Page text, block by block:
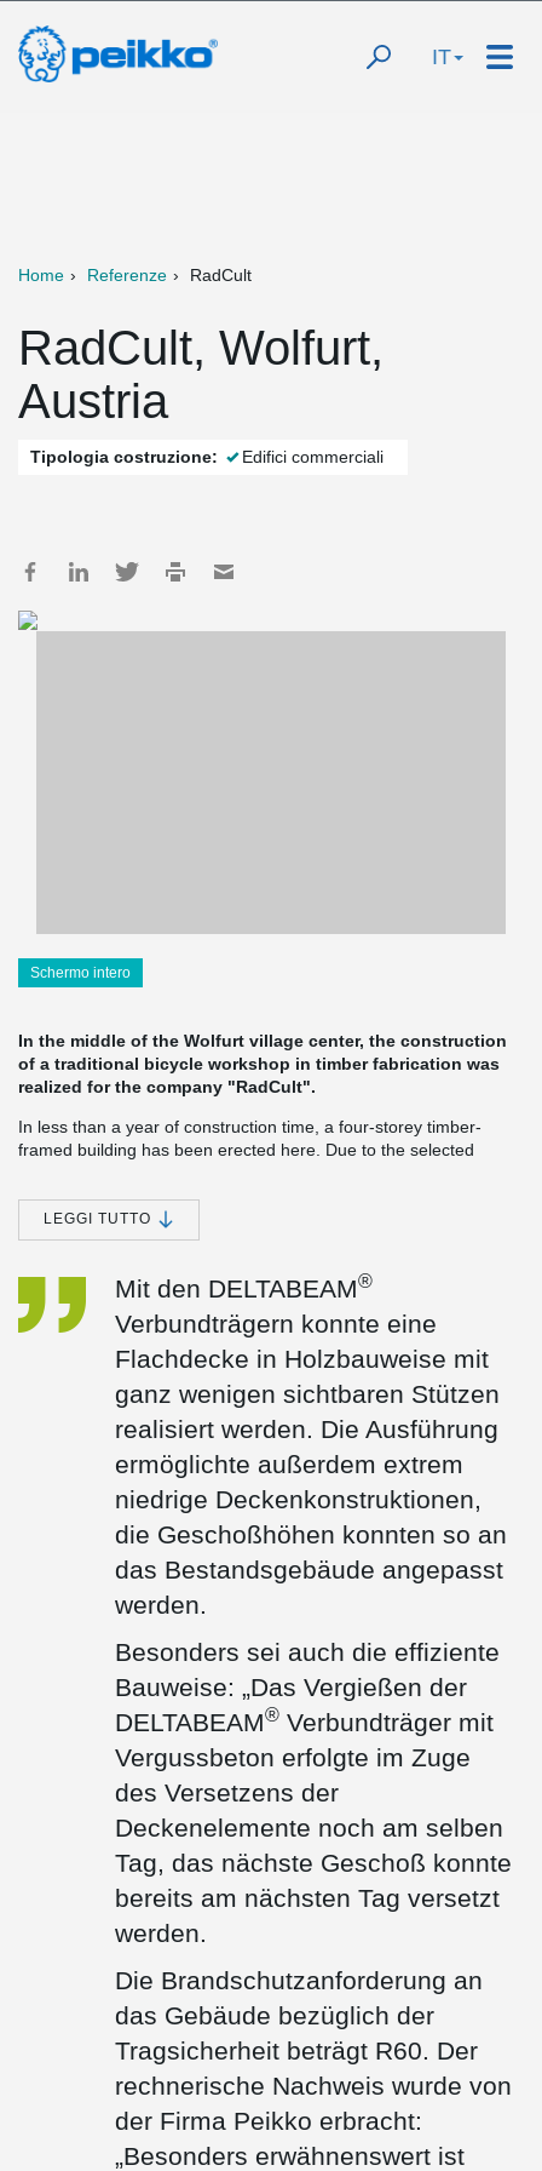
IT
Home Referenze RadCult
RadCult, Wolfurt,
Austria
Tipologia costruzione: Edifici commerciali
Schermo intero
In the middle of the Wolfurt village center, the construction
of a traditional bicycle workshop in timber fabrication was
realized for the company "RadCult".
In less than a year of construction time, a four-storey timber-
framed building has been erected here. Due to the selected
and first floor could already be put into operation sooner in order
to be able to renovate the old commercial space as well.
possible to optimally respond to the special fire protection
requirements during construction.
LEGGI TUTTO
Mit den DELTABEAM®
Verbundträgern konnte eine
Flachdecke in Holzbauweise mit
ganz wenigen sichtbaren Stützen
realisiert werden. Die Ausführung
ermöglichte außerdem extrem
niedrige Deckenkonstruktionen,
die Geschoßhöhen konnten so an
das Bestandsgebäude angepasst
werden.
Besonders sei auch die effiziente
Bauweise: „Das Vergießen der
DELTABEAM® Verbundträger mit
Vergussbeton erfolgte im Zuge
des Versetzens der
Deckenelemente noch am selben
Tag, das nächste Geschoß konnte
bereits am nächsten Tag versetzt
werden.
Die Brandschutzanforderung an
das Gebäude bezüglich der
Tragsicherheit beträgt R60. Der
rechnerische Nachweis wurde von
der Firma Peikko erbracht:
„Besonders erwähnenswert ist